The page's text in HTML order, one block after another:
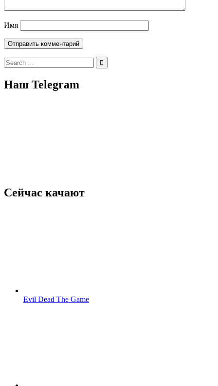
Имя
Search
for:
Наш Telegram
Сейчас качают
Evil Dead The Game